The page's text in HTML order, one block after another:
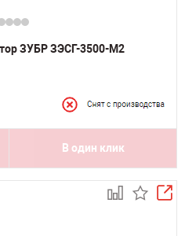
ЗУБР ЗЭСГ-3500-М2
В один клик